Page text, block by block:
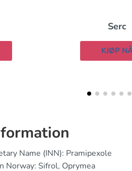
KJØP
Name (INN): Pramipexole
Norway: Sifrol, Oprymea